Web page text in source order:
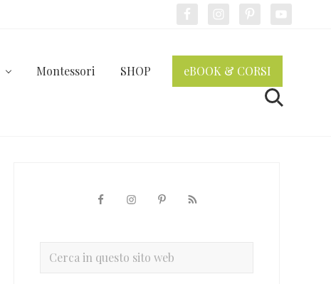
Montessori SHOP eBOOK & CORSI
Cerca
primaria
Cerca